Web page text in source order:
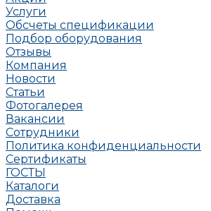
Услуги
Обсчеты спецификации
Подбор оборудования
Отзывы
Компания
Новости
Статьи
Фотогалерея
Вакансии
Сотрудники
Политика конфиденциальности
Сертификаты
ГОСТЫ
Каталоги
Доставка